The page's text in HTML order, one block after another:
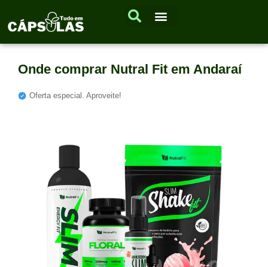
Onde comprar Nutral Fit em Andaraí
Oferta especial. Aproveite!